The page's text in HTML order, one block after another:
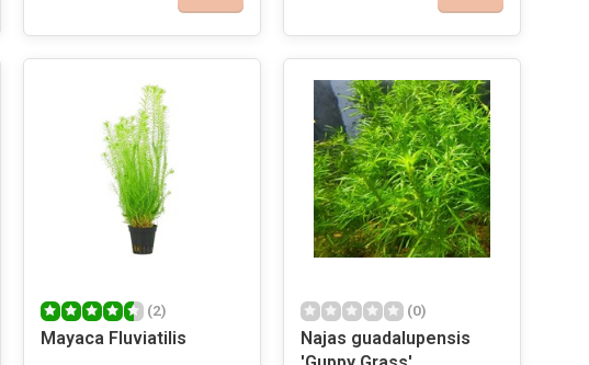
(2)
Mayaca Fluviatilis
(0)
Najas guadalupensis